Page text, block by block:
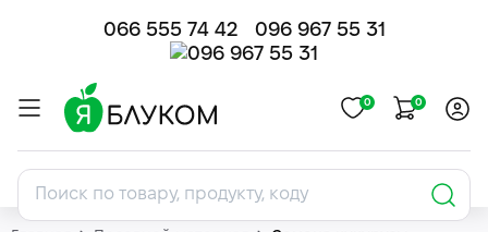
066 555 74 42 096 967 55 31
0 0